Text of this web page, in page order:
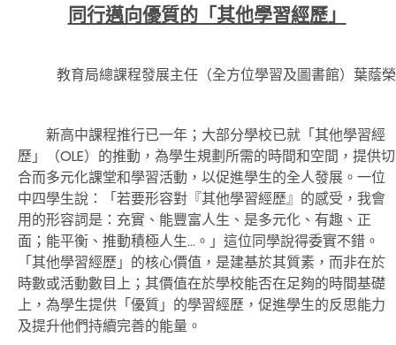
同行邁向優質的「其他學習經歷」
教育局總課程發展主任（全方位學習及圖書館）葉蔭榮
新高中課程推行已一年；大部分學校已就「其他學習經
歷」（OLE）的推動，為學生規劃所需的時間和空間，提供切
合而多元化課堂和學習活動，以促進學生的全人發展。一位
中四學生說：「若要形容對『其他學習經歷』的感受，我會
用的形容詞是：充實、能豐富人生、是多元化、有趣、正
面；能平衡、推動積極人生… 。」這位同學說得委實不錯。
「其他學習經歷」的核心價值，是建基於其質素，而非在於
時數或活動數目上；其價值在於學校能否在足夠的時間基礎
上，為學生提供「優質」的學習經歷，促進學生的反思能力
及提升他們持續完善的能量。